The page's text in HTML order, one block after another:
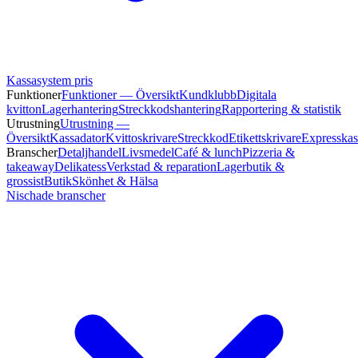
Kassasystem pris
FunktionerFunktioner — ÖversiktKundklubbDigitala
kvittonLagerhanteringStreckkodshanteringRapportering & statistik
UtrustningUtrustning —
ÖversiktKassadatorKvittoskrivareStreckkodEtikettskrivare
BranscherDetaljhandelLivsmedelCafé & lunchPizzeria &
takeawayDelikatessVerkstad & reparationLagerbutik &
grossistButikSkönhet & Hälsa
Nischade branscher